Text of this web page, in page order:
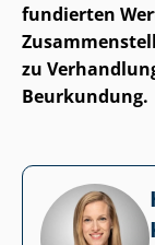
fundierten
zu
Beurkundung.